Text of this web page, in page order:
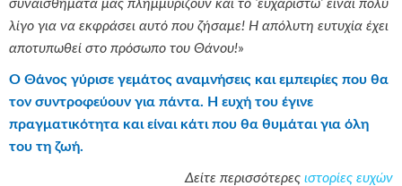
συναισθήματα μας πλημμυρίζουν και το ‘ευχαριστώ’ είναι πολύ
λίγο για να εκφράσει αυτό που ζήσαμε! Η απόλυτη ευτυχία έχει
αποτυπωθεί στο πρόσωπο του Θάνου!»
Ο Θάνος γύρισε γεμάτος αναμνήσεις και εμπειρίες που θα
τον συντροφεύουν για πάντα. Η ευχή του έγινε
πραγματικότητα και είναι κάτι που θα θυμάται για όλη
του τη ζωή.
Δείτε περισσότερες ιστορίες ευχών